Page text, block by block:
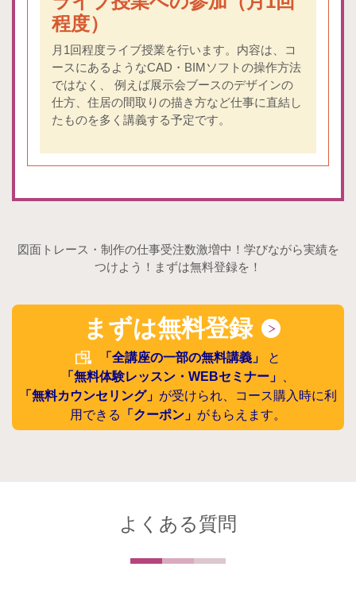
程度）
月1回程度ライブ授業を行います。内容は、コ
ースにあるようなCAD・BIMソフトの操作方法
ではなく、 例えば展示会ブースのデザインの
仕方、住居の間取りの描き方など仕事に直結し
たものを多く講義する予定です。
図面トレース・制作の仕事受注数激増中！学びながら実績を
つけよう！まずは無料登録を！
まずは無料登録
「全講座の一部の無料講義」
と
「無料体験レッスン・WEBセミナー」
「無料カウンセリング」 が受けられ、コース購入時に利
用できる
「クーポン」 がもらえます。
よくある質問